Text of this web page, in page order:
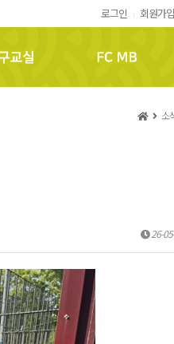
로그인 회원가입
FC MB
소
26-